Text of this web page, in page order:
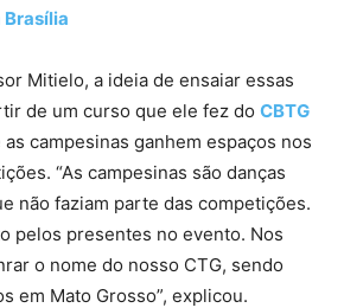
Brasília
Mitielo, a ideia de ensaiar essas
de um curso que ele fez do CBTG
campesinas ganhem espaços nos
“As campesinas são danças
não faziam parte das competições.
pelos presentes no evento. Nos
o nome do nosso CTG, sendo
em Mato Grosso”, explicou.